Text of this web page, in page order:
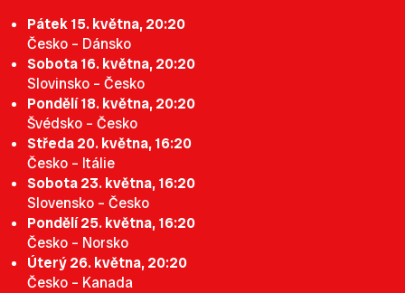
Pátek 15. května, 20:20
Česko – Dánsko
Sobota 16. května, 20:20
Slovinsko – Česko
Pondělí 18. května, 20:20
Švédsko – Česko
Středa 20. května, 16:20
Česko – Itálie
Sobota 23. května, 16:20
Slovensko – Česko
Pondělí 25. května, 16:20
Česko – Norsko
Úterý 26. května, 20:20
Česko – Kanada